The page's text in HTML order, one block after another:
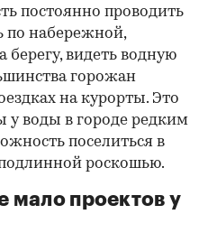
постоянно проводить
по набережной,
берегу, видеть водную
горожан
на курорты. Это
у воды в городе редким
поселиться в
роскошью.
мало проектов у